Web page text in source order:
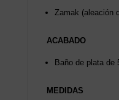
Zamak (aleación
ACABADO
Baño de plata de
MEDIDAS